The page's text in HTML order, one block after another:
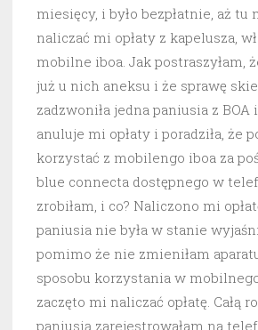
miesięcy, i było bezpłatnie, aż tu
naliczać mi opłaty z kapelusza,
mobilne iboa. Jak postraszyłam,
już u nich aneksu i że sprawę
zadzwoniła jedna paniusia z BOA
anuluje mi opłaty i poradziła, że
korzystać z mobilengo iboa za
blue connecta dostępnego w
zrobiłam, i co? Naliczono mi
paniusia nie była w stanie
pomimo że nie zmieniłam
sposobu korzystania w
zaczęto mi naliczać opłatę. Całą
paniusią zarejestrowałam na